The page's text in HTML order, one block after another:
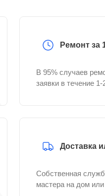
Ремонт за
В 95% случаев
заявки в течение 1-
Доставка
Собственная
мастера на дом